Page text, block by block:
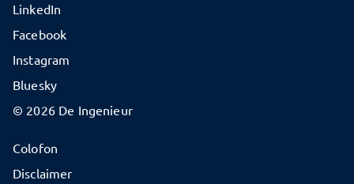
© 2026 De Ingenieur
Colofon
Disclaimer
LinkedIn
Facebook
Instagram
Bluesky